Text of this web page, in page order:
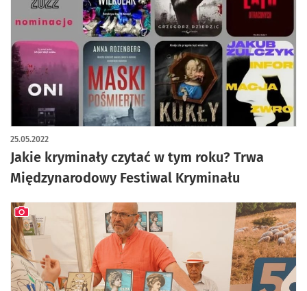
Jakie kryminały czytać w tym roku? Trwa
Międzynarodowy Festiwal Kryminału
25.05.2022